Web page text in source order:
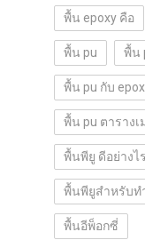
พื้น epoxy คือ
พื้น pu พื้น
พื้น pu กับ
พื้น pu ตารางเ
พื้นพียู ดีอย่างไร
พื้นพียูสำหรับท
พื้นอีพ็อกซี่